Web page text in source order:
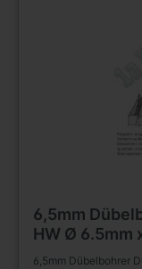
6,5mm
HW Ø 6.5mm
6,5mm Dübelbohrer